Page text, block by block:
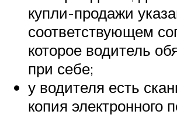
купли-продажи
соответствующем
которое водитель
при себе;
у водителя есть
копия электронного